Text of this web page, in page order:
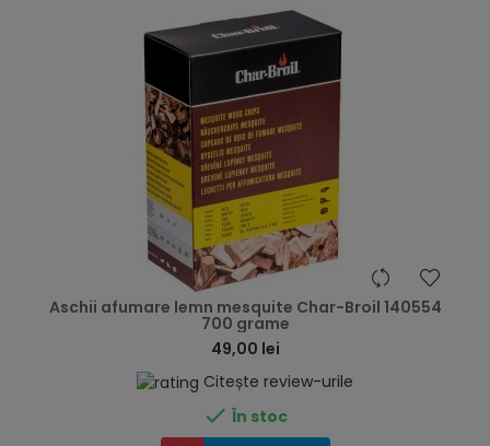
Aschii afumare lemn mesquite Char-Broil 140554
700 grame
49,00 lei
Citește review-urile
 În stoc